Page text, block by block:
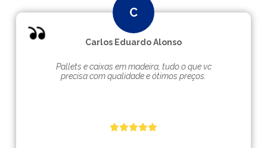
Carlos Eduardo Alonso
Pallets e caixas em madeira, tudo o que vc
precisa com qualidade e ótimos preços.